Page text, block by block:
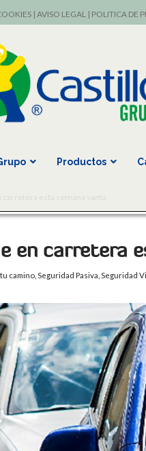
| AVISO LEGAL| POLITICA DE
Productos
en carretera
camino, Seguridad Pasiva Seguridad